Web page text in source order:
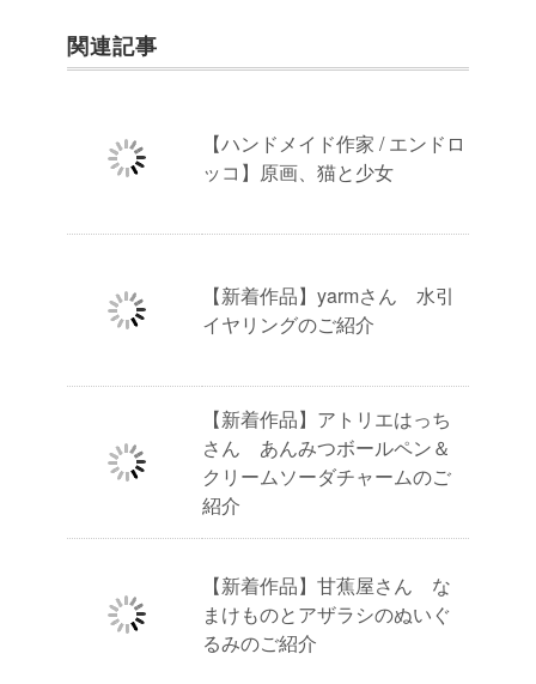
関連記事
【ハンドメイド作家 / エンドロ
ッコ】原画、猫と少女
【新着作品】yarmさん 水引
イヤリングのご紹介
【新着作品】アトリエはっち
さん あんみつボールペン＆
クリームソーダチャームのご
紹介
【新着作品】甘蕉屋さん な
まけものとアザラシのぬいぐ
るみのご紹介